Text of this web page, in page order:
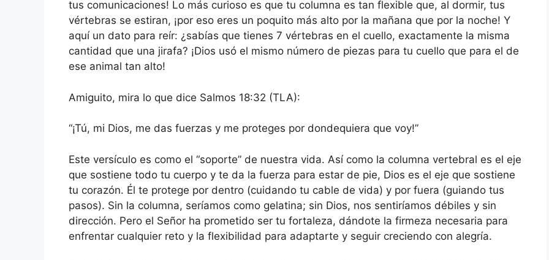
tus comunicaciones! Lo más curioso es que tu columna es tan flexible que, al dormir, tus
vértebras se estiran, ¡por eso eres un poquito más alto por la mañana que por la noche! Y
aquí un dato para reír: ¿sabías que tienes 7 vértebras en el cuello, exactamente la misma
cantidad que una jirafa? ¡Dios usó el mismo número de piezas para tu cuello que para el de
ese animal tan alto!
Amiguito, mira lo que dice Salmos 18:32 (TLA):
“¡Tú, mi Dios, me das fuerzas y me proteges por dondequiera que voy!”
Este versículo es como el “soporte” de nuestra vida. Así como la columna vertebral es el eje
que sostiene todo tu cuerpo y te da la fuerza para estar de pie, Dios es el eje que sostiene
tu corazón. Él te protege por dentro (cuidando tu cable de vida) y por fuera (guiando tus
pasos). Sin la columna, seríamos como gelatina; sin Dios, nos sentiríamos débiles y sin
dirección. Pero el Señor ha prometido ser tu fortaleza, dándote la firmeza necesaria para
enfrentar cualquier reto y la flexibilidad para adaptarte y seguir creciendo con alegría.